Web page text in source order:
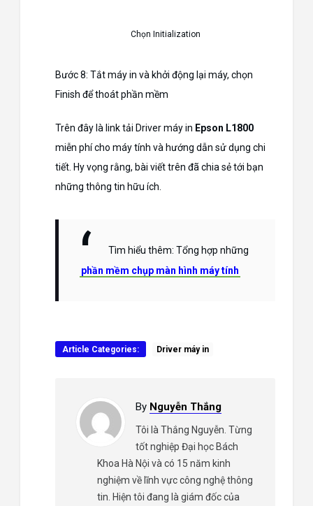
Chọn Initialization
Bước 8: Tắt máy in và khởi động lại máy, chọn
Finish để thoát phần mềm
Trên đây là link tải Driver máy in Epson L1800
miễn phí cho máy tính và hướng dẫn sử dụng chi
tiết. Hy vọng rằng, bài viết trên đã chia sẻ tới bạn
những thông tin hữu ích.
Tìm hiểu thêm: Tổng hợp những
phần mềm chụp màn hình máy tính
Article Categories: Driver máy in
By Nguyễn Thắng
Tôi là Thắng Nguyễn. Từng
tốt nghiệp Đại học Bách
Khoa Hà Nội và có 15 năm kinh
nghiệm về lĩnh vực công nghệ thông
tin. Hiện tôi đang là giám đốc của